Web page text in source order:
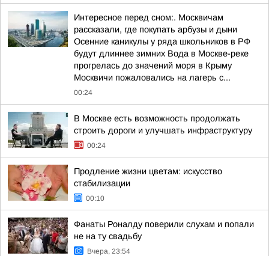
Интересное перед сном:. Москвичам
рассказали, где покупать арбузы и дыни
Осенние каникулы у ряда школьников в РФ
будут длиннее зимних Вода в Москве-реке
прогрелась до значений моря в Крыму
Москвичи пожаловались на лагерь с...
00:24
В Москве есть возможность продолжать
строить дороги и улучшать инфраструктуру
00:24
Продление жизни цветам: искусство
стабилизации
00:10
Фанаты Роналду поверили слухам и попали
не на ту свадьбу
Вчера, 23:54